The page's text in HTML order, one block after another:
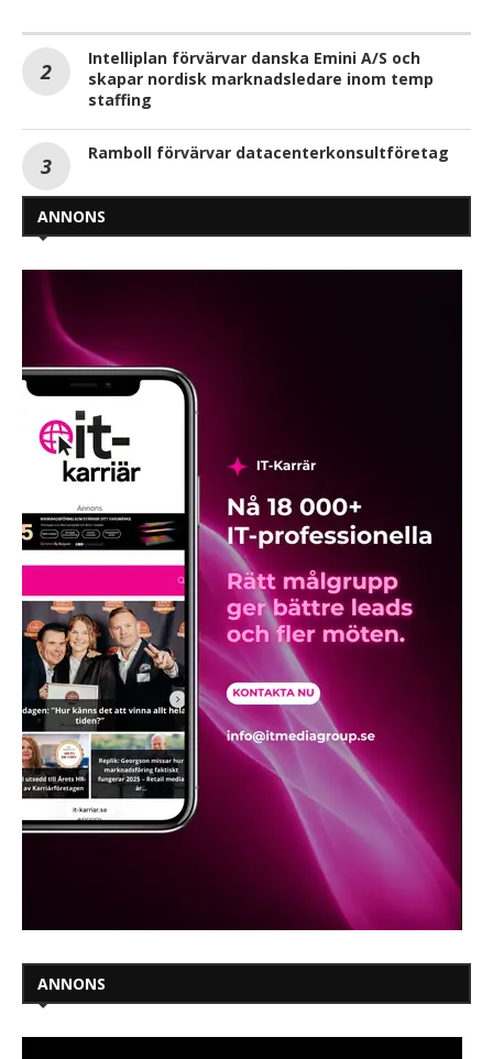
Intelliplan förvärvar danska Emini A/S och
skapar nordisk marknadsledare inom temp
staffing
Ramboll förvärvar datacenterkonsultföretag
ANNONS
ANNONS